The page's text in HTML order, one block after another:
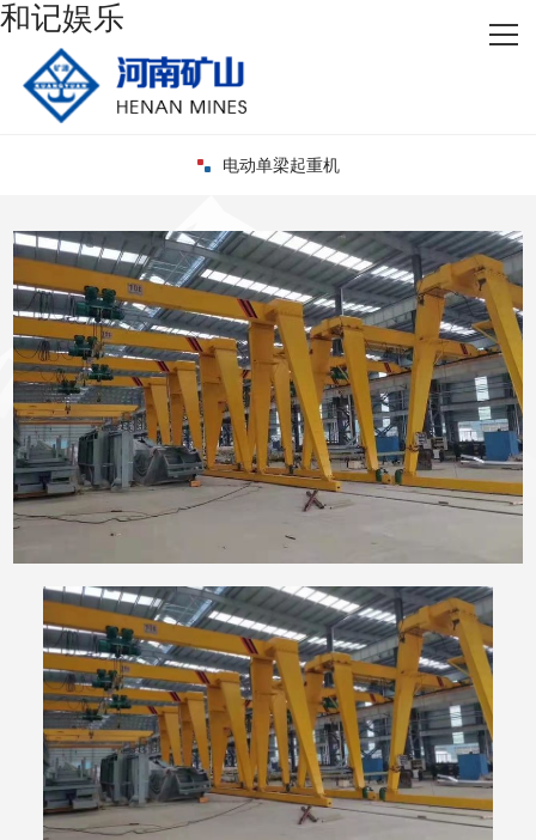
和记娱乐
网站首页
关于和记娱乐
厂容厂貌
客户案例
联系和记娱乐
电动单梁起重机